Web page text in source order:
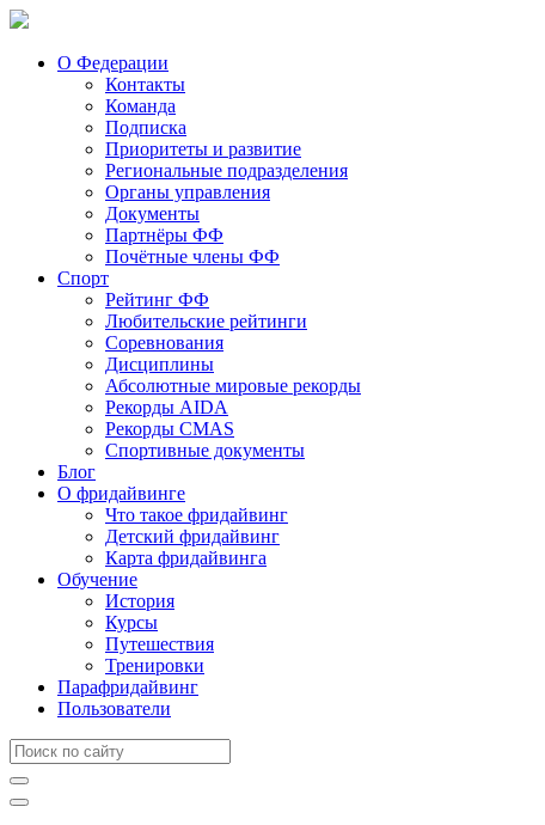
О Федерации
Контакты
Команда
Подписка
Приоритеты и развитие
Региональные подразделения
Органы управления
Документы
Партнёры ФФ
Почётные члены ФФ
Спорт
Рейтинг ФФ
Любительские рейтинги
Соревнования
Дисциплины
Абсолютные мировые рекорды
Рекорды AIDA
Рекорды CMAS
Спортивные документы
Блог
О фридайвинге
Что такое фридайвинг
Детский фридайвинг
Карта фридайвинга
Обучение
История
Курсы
Путешествия
Тренировки
Парафридайвинг
Пользователи